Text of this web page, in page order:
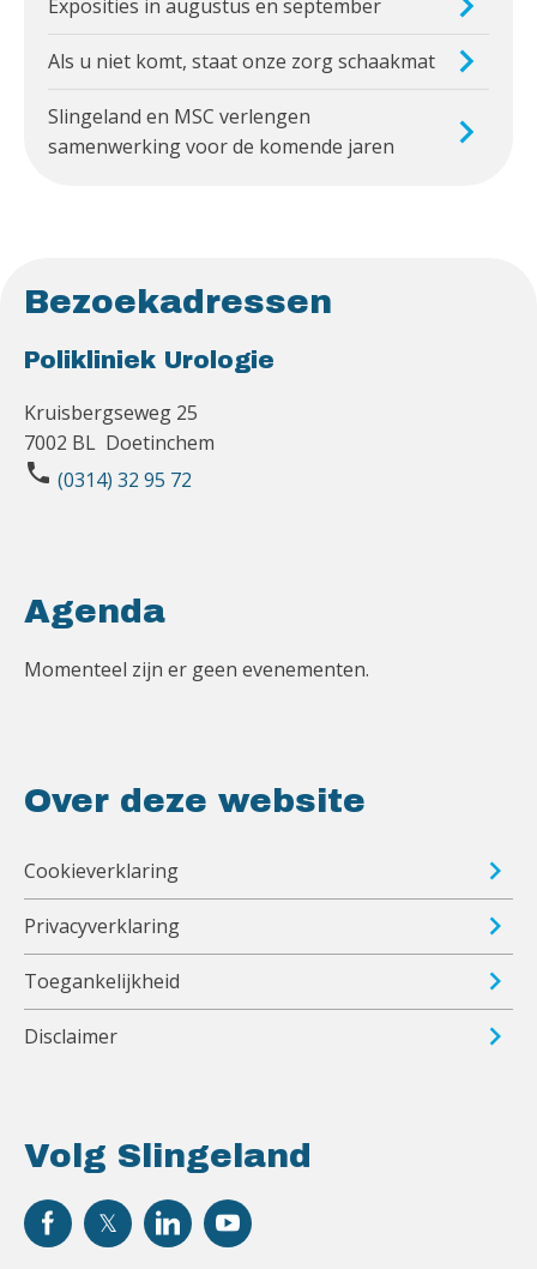
Exposities in augustus en september
Als u niet komt, staat onze zorg schaakmat
Slingeland en MSC verlengen
samenwerking voor de komende jaren
Bezoekadressen
Polikliniek Urologie
Kruisbergseweg 25
7002 BL Doetinchem
phone (0314) 32 95 72
Volg Slingeland
Agenda
Momenteel zijn er geen evenementen.
Over deze website
Cookieverklaring
Privacyverklaring
Toegankelijkheid
Disclaimer